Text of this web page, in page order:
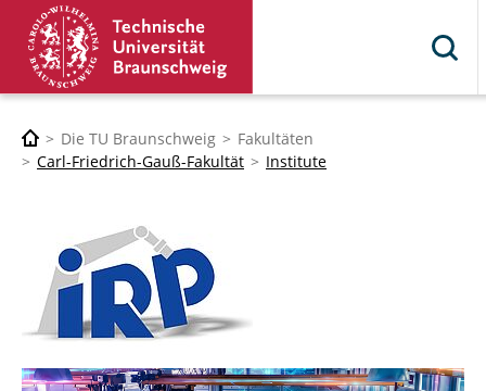
Die TU Braunschweig
Fakultäten
Carl-Friedrich-Gauß-Fakultät
Institute